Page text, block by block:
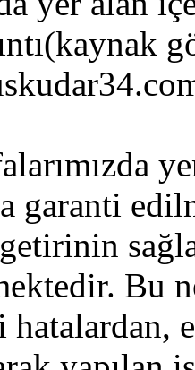
garanti
Bu